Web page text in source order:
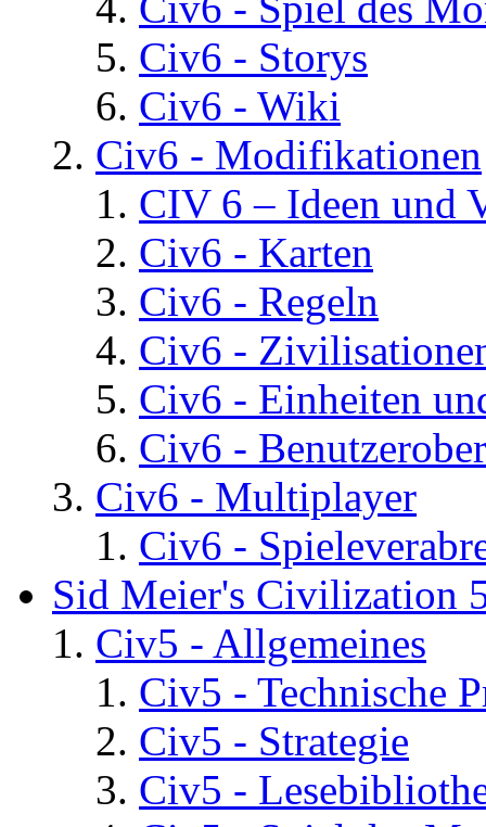
Civ6 - Storys
Civ6 - Wiki
Civ6 - Modifikationen
CIV 6 – Ideen und
Civ6 - Karten
Civ6 - Regeln
Civ6 -
Civ6 - Einheiten
Civ6 -
Civ6 - Multiplayer
Civ6 -
Sid Meier's Civilization
Civ5 - Allgemeines
Civ5 - Technische
Civ5 - Strategie
Civ5 -